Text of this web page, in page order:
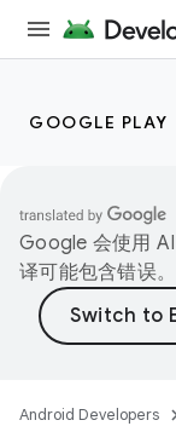
GOOGLE PLAY
Google 会使用
译可能包含错误。
Android Developers